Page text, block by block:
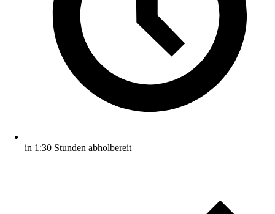
in 1:30 Stunden abholbereit